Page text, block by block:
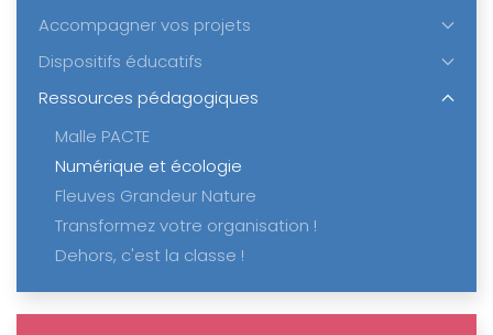
Accompagner vos projets
Dispositifs éducatifs
Ressources pédagogiques
Malle PACTE
Numérique et écologie
Fleuves Grandeur Nature
Transformez votre organisation !
Dehors, c'est la classe !